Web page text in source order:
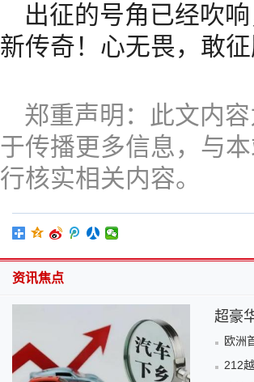
出征的号角已经吹
新传奇！心无畏，敢
郑重声明：此文内
于传播更多信息，与
行核实相关内容。
资讯焦点
超豪
欧洲
212